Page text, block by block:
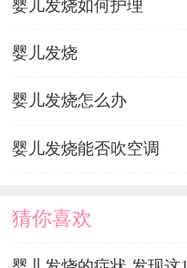
婴儿发烧如何护理
婴儿发烧
婴儿发烧怎么办
婴儿发烧能否吹空调
猜你喜欢